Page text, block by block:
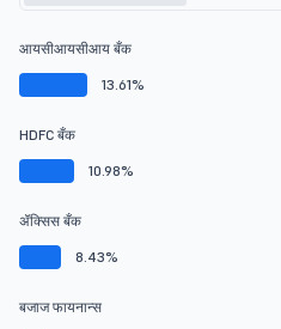
आयसीआयसीआय बँक
13.61%
HDFC बँक
10.98%
ॲक्सिस बँक
8.43%
बजाज फायनान्स